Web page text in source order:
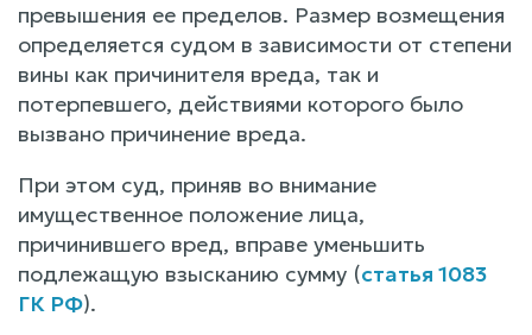
превышения ее пределов. Размер возмещения
определяется судом в зависимости от степени
вины как причинителя вреда, так и
потерпевшего, действиями которого было
вызвано причинение вреда.
При этом суд, приняв во внимание
имущественное положение лица,
причинившего вред, вправе уменьшить
подлежащую взысканию сумму (статья 1083
ГК РФ).